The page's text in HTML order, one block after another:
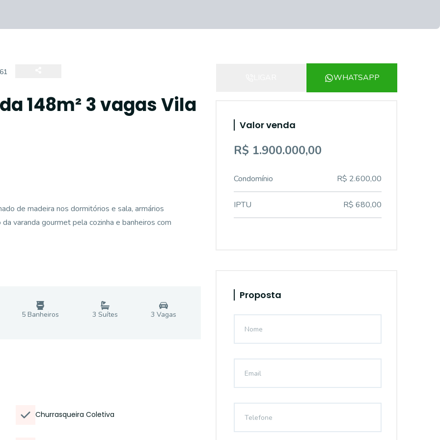
148m² 3 vagas Vila
de madeira nos dormitórios e sala, armários
varanda gourmet pela cozinha e banheiros com
5 Banheiros 3 Suítes 3 Vagas
Churrasqueira Coletiva
WHATSAPP
Valor venda
R$ 1.900.000,00
Condomínio R$ 2.600,00
IPTU R$ 680,00
Proposta